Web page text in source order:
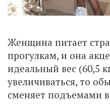
Женщина питает
прогулкам, и она
идеальный вес (60,5
увеличиваться, то
сменяет подъемами